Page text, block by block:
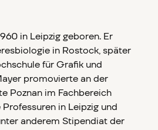
in Leipzig geboren. Er
in Rostock, später
für Grafik und
promovierte an der
Poznan im Fachbereich
in Leipzig und
anderem Stipendiat der